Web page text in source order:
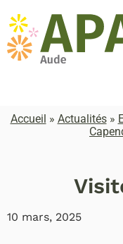
Accueil » Actualités»
10 mars, 2025